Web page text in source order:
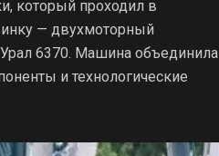
который проходил в
— двухмоторный
6370. Машина объединила
и технологические